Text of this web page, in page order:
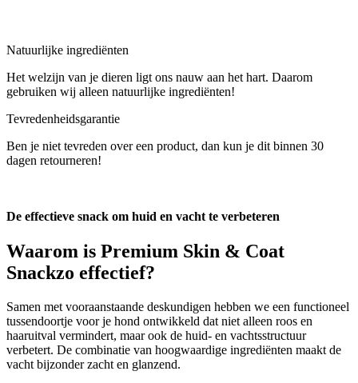
Natuurlijke ingrediënten
Het welzijn van je dieren ligt ons nauw aan het hart. Daarom
gebruiken wij alleen natuurlijke ingrediënten!
Tevredenheidsgarantie
Ben je niet tevreden over een product, dan kun je dit binnen 30
dagen retourneren!
De effectieve snack om huid en vacht te verbeteren
Waarom is Premium Skin & Coat
Snackzo effectief?
Samen met vooraanstaande deskundigen hebben we een functioneel
tussendoortje voor je hond ontwikkeld dat niet alleen roos en
haaruitval vermindert, maar ook de huid- en vachtsstructuur
verbetert. De combinatie van hoogwaardige ingrediënten maakt de
vacht bijzonder zacht en glanzend.